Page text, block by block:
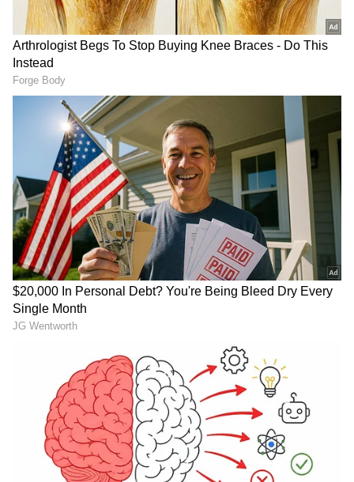
வாக்கெடுப்பிலும் தவெக தலைவர் விஜய்
வெற்றி பெற்றார். நம்பிக்கை
வாக்கெடுப்பில் அதிமுகவில்
எஸ்.பி.வேலுமணி, சி.வி.சண்முகம்
அணியை சேர்ந்த 25 எம்எல்ஏக்கள் முதல்வர்
விஜய்க்கு ஆதரவு தெரிவித்தனர்.